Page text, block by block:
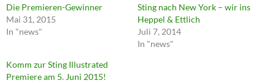
Die Premieren-Gewinner
Mai 31, 2015
In "news"
Sting nach New York – wir ins
Heppel & Ettlich
Juli 7, 2014
In "news"
Komm zur Sting Illustrated
Premiere am 5. Juni 2015!